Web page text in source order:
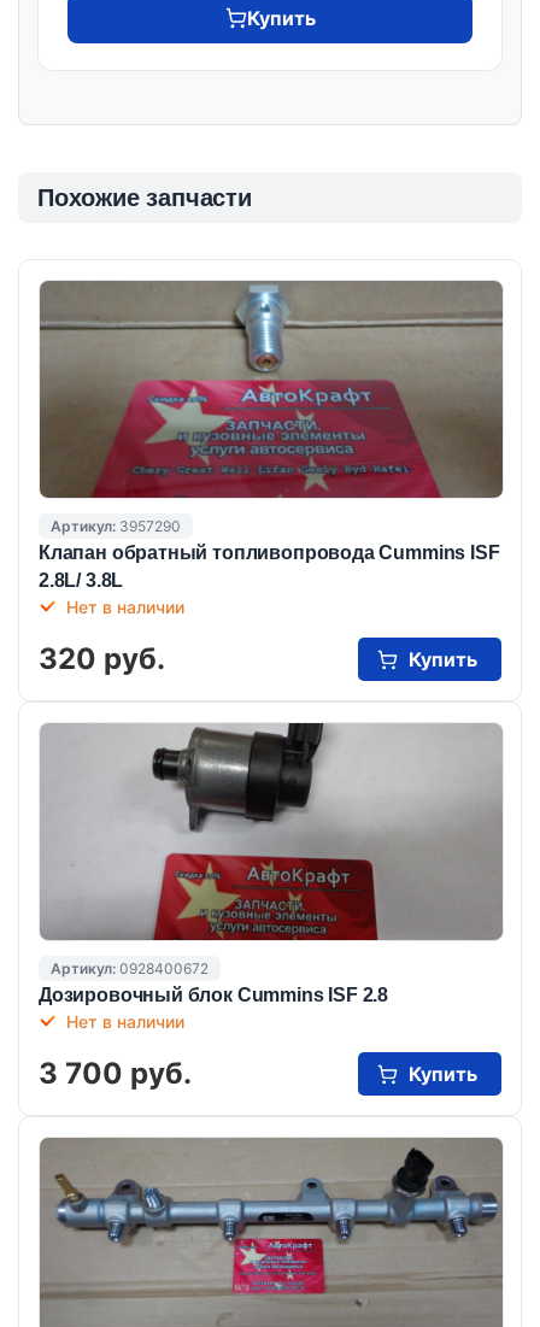
Купить
Похожие запчасти
Артикул: 3957290
Клапан обратный топливопровода Cummins ISF
2.8L/ 3.8L
Нет в наличии
320 руб. Купить
Артикул: 0928400672
Дозировочный блок Cummins ISF 2.8
Нет в наличии
3 700 руб. Купить